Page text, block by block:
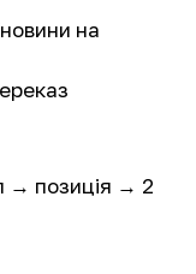
на
→ позиція → 2